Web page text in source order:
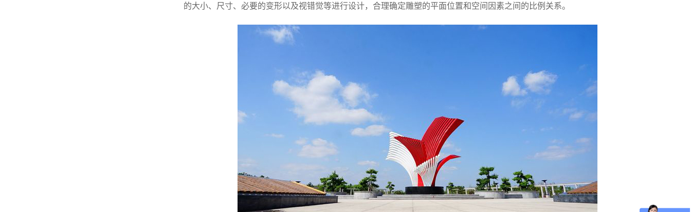
的大小、尺寸、必要的变形以及视错觉等进行设计，合理确定雕塑的平面位置和空间因素之间的比例关系。